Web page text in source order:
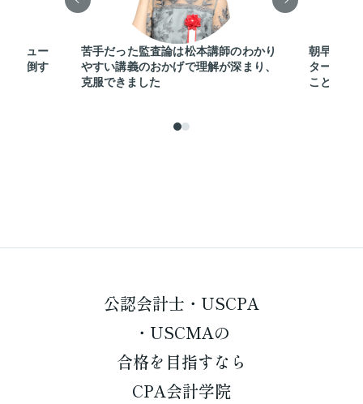
チュー
い倒す
苦手だった監査論は松本講師のわかり
やすい講義のおかげで理解が深まり、
克服できました
朝早くか
ターや講
ことが合
公認会計士・USCPA
・USCMAの
合格を 目指すなら
CPA会計学院